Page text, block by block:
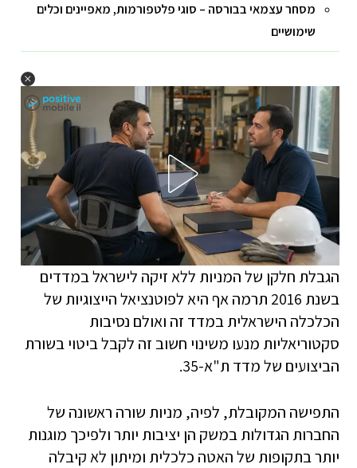
מסחר עצמאי בבורסה – סוגי פלטפורמות, מאפיינים וכלים
שימושיים
הגבלת חלקן של המניות ללא זיקה לישראל במדדים
בשנת 2016 תרמה אף היא לפוטנציאל הייצוגיות של
הכלכלה הישראלית במדד זה ואולם נסיבות
סקטוריאליות מנעו משינוי חשוב זה לקבל ביטוי בשורת
הביצועים של מדד ת"א-35.
התפישה המקובלת, לפיה, מניות שורה ראשונה של
החברות הגדולות במשק הן יציבות יותר ולפיכך מוגנות
יותר בתקופות של האטה כלכלית ומיתון לא קיבלה